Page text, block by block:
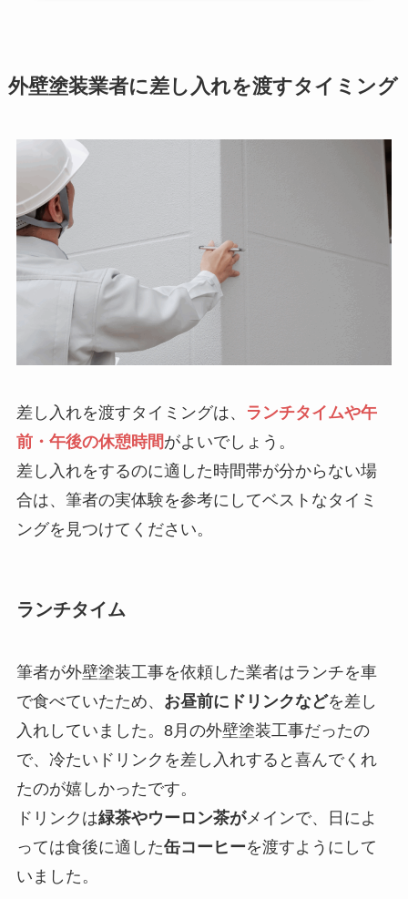
外壁塗装業者に差し入れを渡すタイミング
差し入れを渡すタイミングは、
ランチタイムや午
前・午後の休憩時間がよいでしょう。
差し入れをするのに適した時間帯が分からない場
合は、筆者の実体験を参考にしてベストなタイミ
ングを見つけてください。
ランチタイム
筆者が外壁塗装工事を依頼した業者はランチを車
で食べていたため、 お昼前にドリンクなどを差し
入れしていました。8月の外壁塗装工事だったの
で、冷たいドリンクを差し入れすると喜んでくれ
たのが嬉しかったです。
ドリンクは緑茶やウーロン茶がメインで、日によ
っては食後に適した缶コーヒーを渡すようにして
いました。